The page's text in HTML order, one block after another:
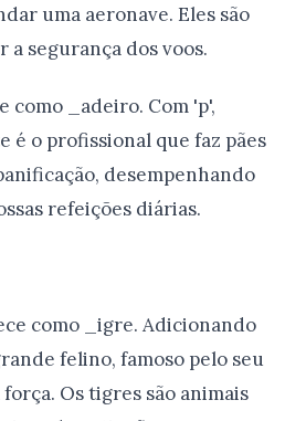
uma aeronave. Eles são
segurança dos voos.
como _adeiro. Com 'p',
é o profissional que faz pães
desempenhando
refeições diárias.
como _igre. Adicionando
felino, famoso pelo seu
Os tigres são animais